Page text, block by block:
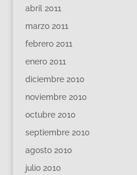
abril 2011
marzo 2011
febrero 2011
enero 2011
diciembre 2010
noviembre 2010
octubre 2010
septiembre 2010
agosto 2010
julio 2010